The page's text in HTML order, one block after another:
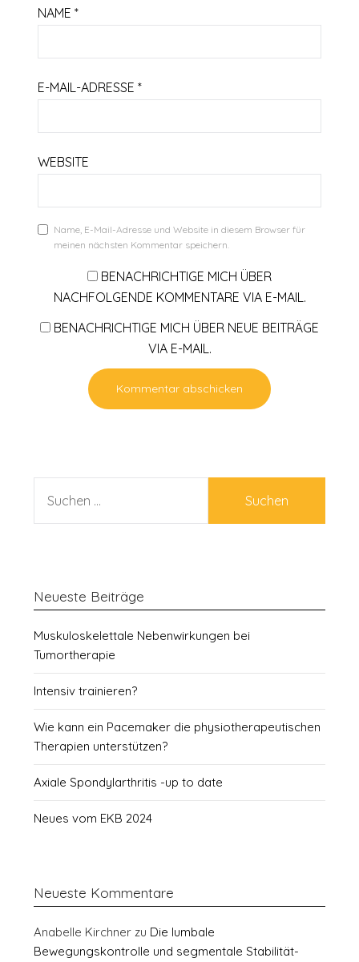
NAME*
E-MAIL-ADRESSE*
WEBSITE
Name, E-Mail-Adresse und Website in diesem Browser für
meinen nächsten Kommentar speichern.
BENACHRICHTIGE MICH ÜBER
NACHFOLGENDE KOMMENTARE VIA E-MAIL.
BENACHRICHTIGE MICH ÜBER NEUE BEITRÄGE
VIA E-MAIL.
NACH:
Neueste Beiträge
Muskuloskelettale Nebenwirkungen bei
Tumortherapie
Intensiv trainieren?
Wie kann ein Pacemaker die physiotherapeutischen
Therapien unterstützen?
Axiale Spondylarthritis -up to date
Neues vom EKB 2024
Neueste Kommentare
Anabelle Kirchner zu Die lumbale
Bewegungskontrolle und segmentale Stabilität-